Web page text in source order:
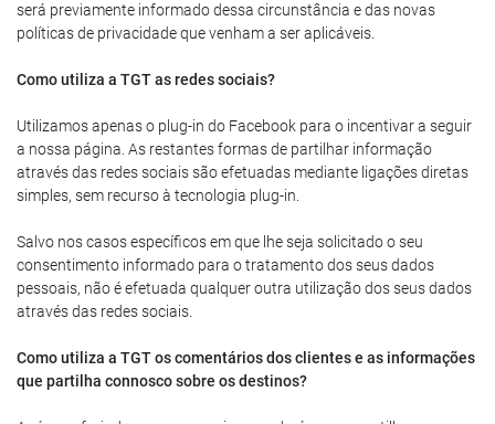
será previamente informado dessa circunstância e das novas
políticas de privacidade que venham a ser aplicáveis.
Como utiliza a TGT as redes sociais?
Utilizamos apenas o plug-in do Facebook para o incentivar a seguir
a nossa página. As restantes formas de partilhar informação
através das redes sociais são efetuadas mediante ligações diretas
simples, sem recurso à tecnologia plug-in.
Salvo nos casos específicos em que lhe seja solicitado o seu
consentimento informado para o tratamento dos seus dados
pessoais, não é efetuada qualquer outra utilização dos seus dados
através das redes sociais.
Como utiliza a TGT os comentários dos clientes e as informações
que partilha connosco sobre os destinos?